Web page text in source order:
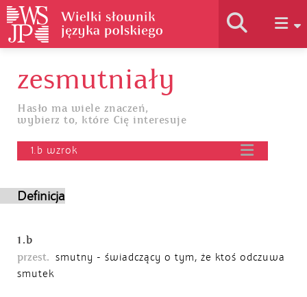
Historia słownika
Jak korzystać
zesmutniały
Hasło ma wiele znaczeń,
wybierz to, które Cię interesuje
1.b wzrok
Definicja
1.b
przest. smutny - świadczący o tym, że ktoś odczuwa
smutek